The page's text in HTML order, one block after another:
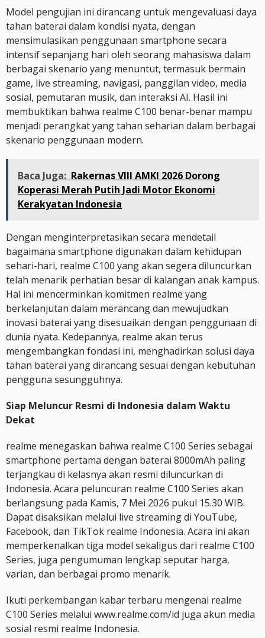
Model pengujian ini dirancang untuk mengevaluasi daya
tahan baterai dalam kondisi nyata, dengan
mensimulasikan penggunaan smartphone secara
intensif sepanjang hari oleh seorang mahasiswa dalam
berbagai skenario yang menuntut, termasuk bermain
game, live streaming, navigasi, panggilan video, media
sosial, pemutaran musik, dan interaksi AI. Hasil ini
membuktikan bahwa realme C100 benar-benar mampu
menjadi perangkat yang tahan seharian dalam berbagai
skenario penggunaan modern.
Baca Juga: Rakernas VIII AMKI 2026 Dorong
Koperasi Merah Putih Jadi Motor Ekonomi
Kerakyatan Indonesia
Dengan menginterpretasikan secara mendetail
bagaimana smartphone digunakan dalam kehidupan
sehari-hari, realme C100 yang akan segera diluncurkan
telah menarik perhatian besar di kalangan anak kampus.
Hal ini mencerminkan komitmen realme yang
berkelanjutan dalam merancang dan mewujudkan
inovasi baterai yang disesuaikan dengan penggunaan di
dunia nyata. Kedepannya, realme akan terus
mengembangkan fondasi ini, menghadirkan solusi daya
tahan baterai yang dirancang sesuai dengan kebutuhan
pengguna sesungguhnya.
Siap Meluncur Resmi di Indonesia dalam Waktu
Dekat
realme menegaskan bahwa realme C100 Series sebagai
smartphone pertama dengan baterai 8000mAh paling
terjangkau di kelasnya akan resmi diluncurkan di
Indonesia. Acara peluncuran realme C100 Series akan
berlangsung pada Kamis, 7 Mei 2026 pukul 15.30 WIB.
Dapat disaksikan melalui live streaming di YouTube,
Facebook, dan TikTok realme Indonesia. Acara ini akan
memperkenalkan tiga model sekaligus dari realme C100
Series, juga pengumuman lengkap seputar harga,
varian, dan berbagai promo menarik.
Ikuti perkembangan kabar terbaru mengenai realme
C100 Series melalui www.realme.com/id juga akun media
sosial resmi realme Indonesia.